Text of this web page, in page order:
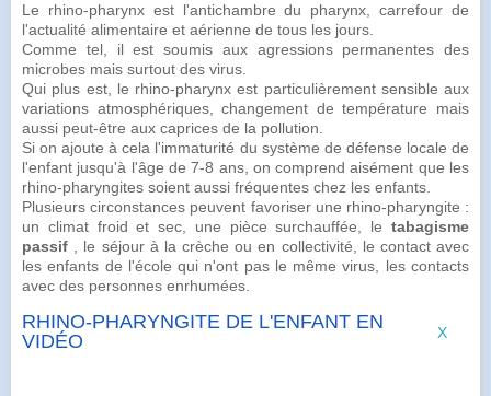
Le rhino-pharynx est l'antichambre du pharynx, carrefour de
l'actualité alimentaire et aérienne de tous les jours.
Comme tel, il est soumis aux agressions permanentes des
microbes mais surtout des virus
Qui plus est, le rhino-pharynx est particulièrement sensible aux
variations atmosphériques, changement de température mais
aussi peut-être aux caprices de la pollution
Si on ajoute à cela l'immaturité du système de défense locale de
l'enfant jusqu'à l'âge de 7-8 ans, on comprend aisément que les
rhino-pharyngites soient aussi fréquentes chez les enfants.
Plusieurs circonstances peuvent favoriser une rhino-pharyngite :
un climat froid et sec, une pièce surchauffée, le tabagisme
passif , le séjour à la crèche ou en collectivité, le contact avec
les enfants de l'école qui n'ont pas le même virus, les contacts
avec des personnes enrhumées.
X
RHINO-PHARYNGITE DE L'ENFANT EN
VIDÉO